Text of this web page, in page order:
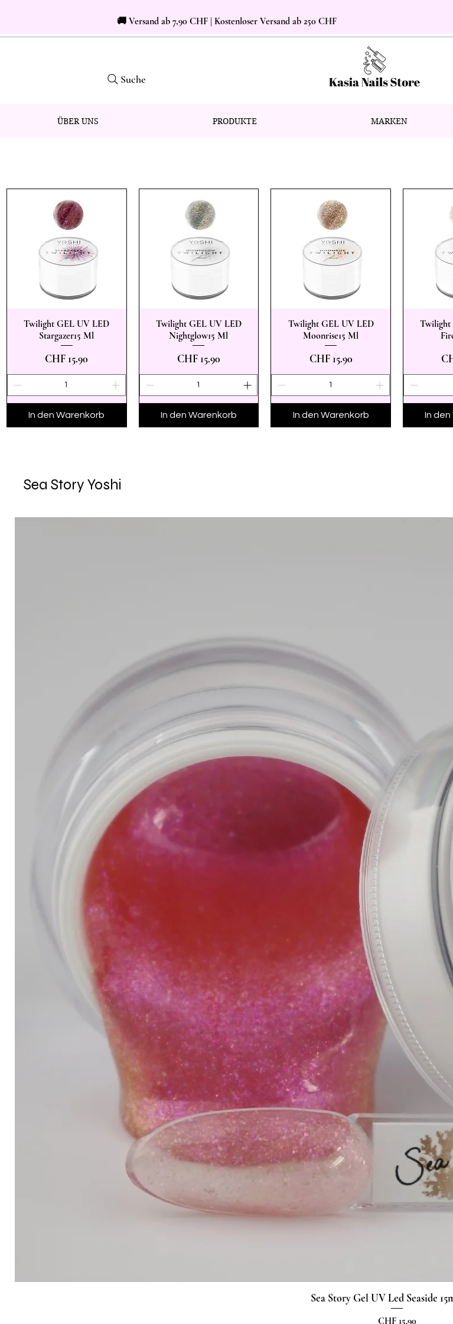
🚚 Versand ab 7,90 CHF | Kostenloser Versand ab 250 CHF
Suche
ÜBER UNS PRODUKTE MARKEN
Schnellansicht
Twilight GEL UV LED
Stargazer15 Ml
Preis
CHF 15.90
In den Warenkorb
Schnellansicht
Twilight GEL UV LED
Nightglow15 Ml
Preis
CHF 15.90
In den Warenkorb
Schnellansicht
Twilight GEL UV LED
Moonrise15 Ml
Preis
CHF 15.90
In den Warenkorb
Twilight
In
Sea Story Yoshi
Schnellansicht
Sea Story Gel UV Led Seaside
Preis
CHF 15.90